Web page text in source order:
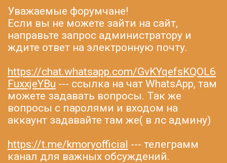
Уважаемые форумчане!
Если вы не можете зайти на сайт,
направьте запрос администратору и
ждите ответ на электронную почту.
https://chat.whatsapp.com/GvKYqefsKQOL6
FuxxjeYBu --- ссылка на чат WhatsApp, там
можете задавать вопросы. Так же
вопросы с паролями и входом на
аккаунт задавайте там же( в лс админу)
https://t.me/kmoryofficial --- телеграмм
канал для важных обсуждений.